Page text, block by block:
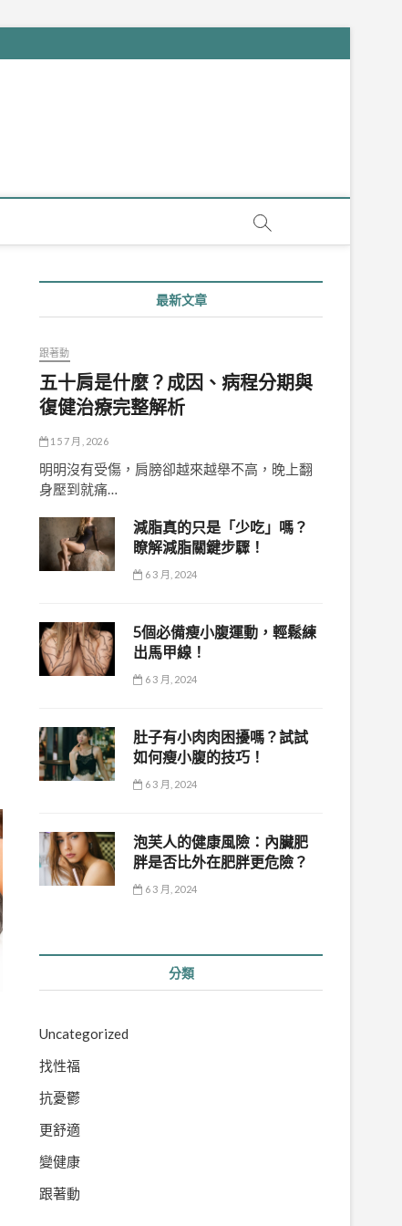
最新文章
跟著動
五十肩是什麼？成因、病程分期與
復健治療完整解析
15 7 月, 2026
明明沒有受傷，肩膀卻越來越舉不高，晚上翻
身壓到就痛…
減脂真的只是「少吃」嗎？
瞭解減脂關鍵步驟！
6 3 月, 2024
5個必備瘦小腹運動，輕鬆練
出馬甲線！
6 3 月, 2024
肚子有小肉肉困擾嗎？試試
如何瘦小腹的技巧！
6 3 月, 2024
泡芙人的健康風險：內臟肥
胖是否比外在肥胖更危險？
6 3 月, 2024
分類
Uncategorized
找性福
抗憂鬱
更舒適
變健康
跟著動